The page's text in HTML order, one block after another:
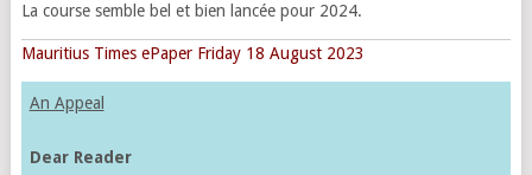
La course semble bel et bien lancée pour 2024.
Mauritius Times ePaper Friday 18 August 2023
An Appeal
Dear Reader